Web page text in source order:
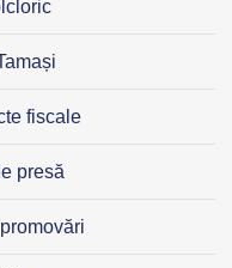
fiscale
presă